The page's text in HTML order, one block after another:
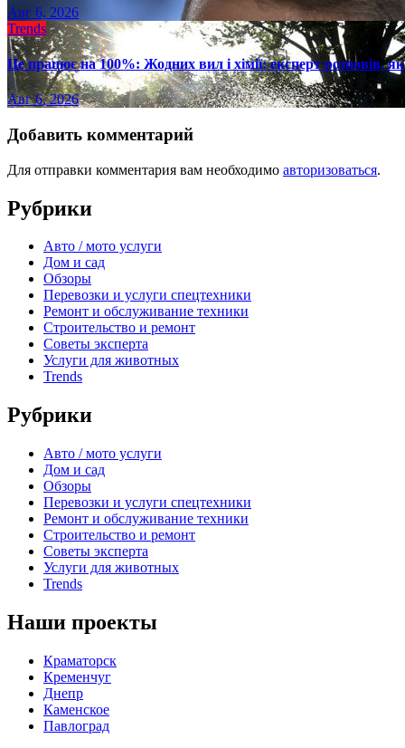
Авг 6, 2026
Trends
Це працює на 100%: Жодних вил і хімії: експерт розповів,
Авг 6, 2026
Добавить комментарий
Для отправки комментария вам необходимо авторизоваться.
Рубрики
Авто / мото услуги
Дом и сад
Обзоры
Перевозки и услуги спецтехники
Ремонт и обслуживание техники
Строительство и ремонт
Советы эксперта
Услуги для животных
Trends
Рубрики
Авто / мото услуги
Дом и сад
Обзоры
Перевозки и услуги спецтехники
Ремонт и обслуживание техники
Строительство и ремонт
Советы эксперта
Услуги для животных
Trends
Наши проекты
Краматорск
Кременчуг
Днепр
Каменское
Павлоград